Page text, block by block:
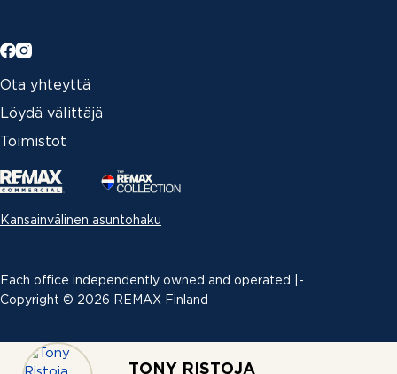
TONY RISTOJA
Ota yhteyttä
Löydä välittäjä
Toimistot
Kansainvälinen asuntohaku
Each office independently owned and operated |­
Copyright © 2026 REMAX Finland
Erimielisyyksien ratkaiseminen |